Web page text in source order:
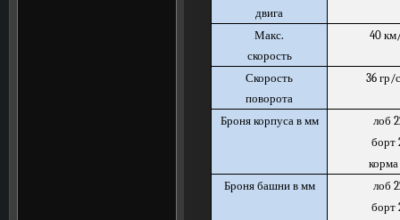
двига
Макс.
скорость
40
Скорость
поворота
36 гр/
Броня корпуса в мм
лоб
борт
корма
Броня башни в мм
лоб
борт